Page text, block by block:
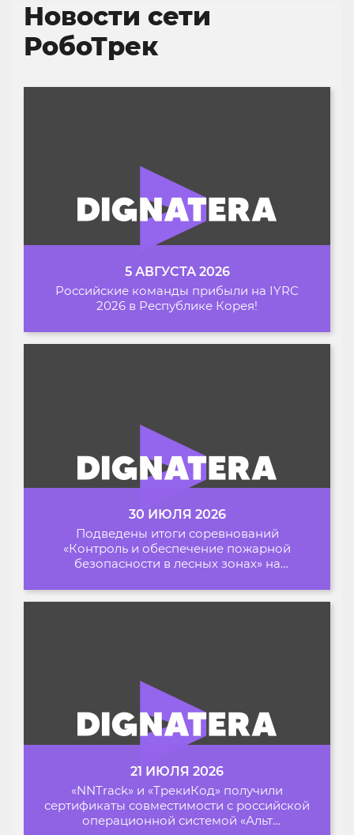
Новости сети
РобоТрек
5 АВГУСТА 2026
Российские команды прибыли на IYRC
2026 в Республике Корея!
30 ИЮЛЯ 2026
Подведены итоги соревнований
«Контроль и обеспечение пожарной
безопасности в лесных зонах» на
21 ИЮЛЯ 2026
«NNTrack» и «ТрекиКод» получили
сертификаты совместимости с российской
операционной системой «Альт